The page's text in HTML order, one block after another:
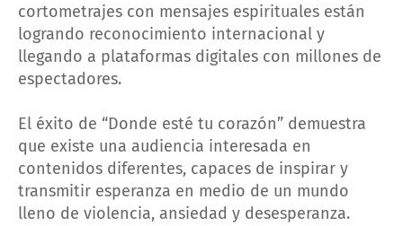
cortometrajes con mensajes espirituales están
logrando reconocimiento internacional y
llegando a plataformas digitales con millones de
espectadores.
El éxito de “Donde esté tu corazón” demuestra
que existe una audiencia interesada en
contenidos diferentes, capaces de inspirar y
transmitir esperanza en medio de un mundo
lleno de violencia, ansiedad y desesperanza.